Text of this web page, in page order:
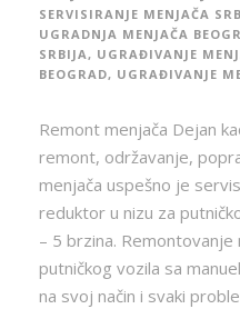
SERVISIRANJE MENJAČA
UGRADNJA MENJAČA
SRBIJA, UGRAĐIVANJE
BEOGRAD, UGRAĐIVANJE
Remont menjača Dejan
remont, održavanje,
menjača uspešno je
reduktor u nizu za
– 5 brzina. Remontovanje
putničkog vozila sa
na svoj način i svaki